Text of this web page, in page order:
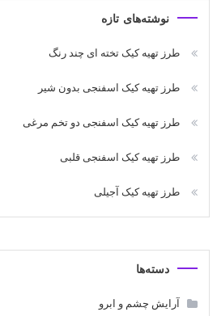
نوشته‌های تازه
طرز تهیه کیک تخته ای چند رنگ
طرز تهیه کیک اسفنجی بدون شیر
طرز تهیه کیک اسفنجی دو تخم مرغی
طرز تهیه کیک اسفنجی قلبی
طرز تهیه کیک آجیلی
دسته‌ها
آرایش چشم و ابرو